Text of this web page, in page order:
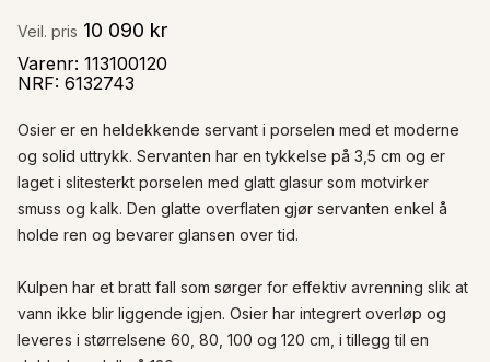
Veil. pris 10 090 kr
Varenr: 113100120
NRF: 6132743
Osier er en heldekkende servant i porselen med et moderne
og solid uttrykk. Servanten har en tykkelse på 3,5 cm og er
laget i slitesterkt porselen med glatt glasur som motvirker
smuss og kalk. Den glatte overflaten gjør servanten enkel å
holde ren og bevarer glansen over tid.
Kulpen har et bratt fall som sørger for effektiv avrenning slik at
vann ikke blir liggende igjen. Osier har integrert overløp og
leveres i størrelsene 60, 80, 100 og 120 cm, i tillegg til en